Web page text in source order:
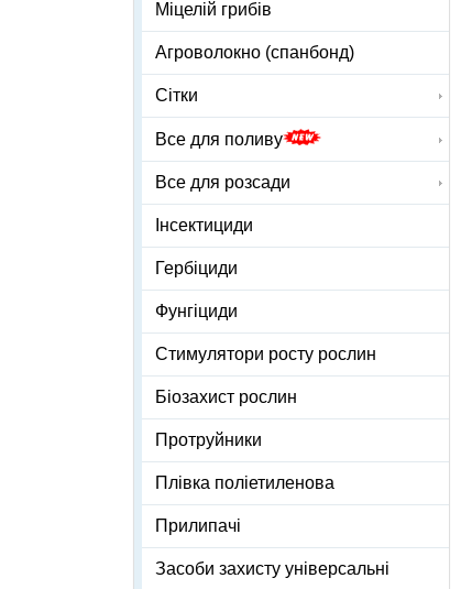
Міцелій грибів
Агроволокно (спанбонд)
Сітки
Все для поливу
Все для розсади
Інсектициди
Гербіциди
Фунгіциди
Стимулятори росту рослин
Біозахист рослин
Протруйники
Плівка поліетиленова
Прилипачі
Засоби захисту універсальні